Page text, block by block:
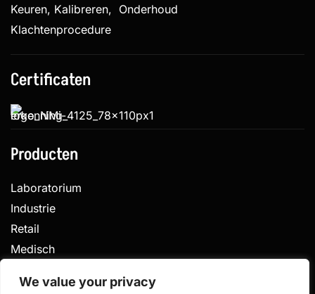
We value your privacy
Keuren, Kalibreren, Onderhoud
Klachtenprocedure
Certificaten
Producten
Laboratorium
Industrie
Retail
Medisch